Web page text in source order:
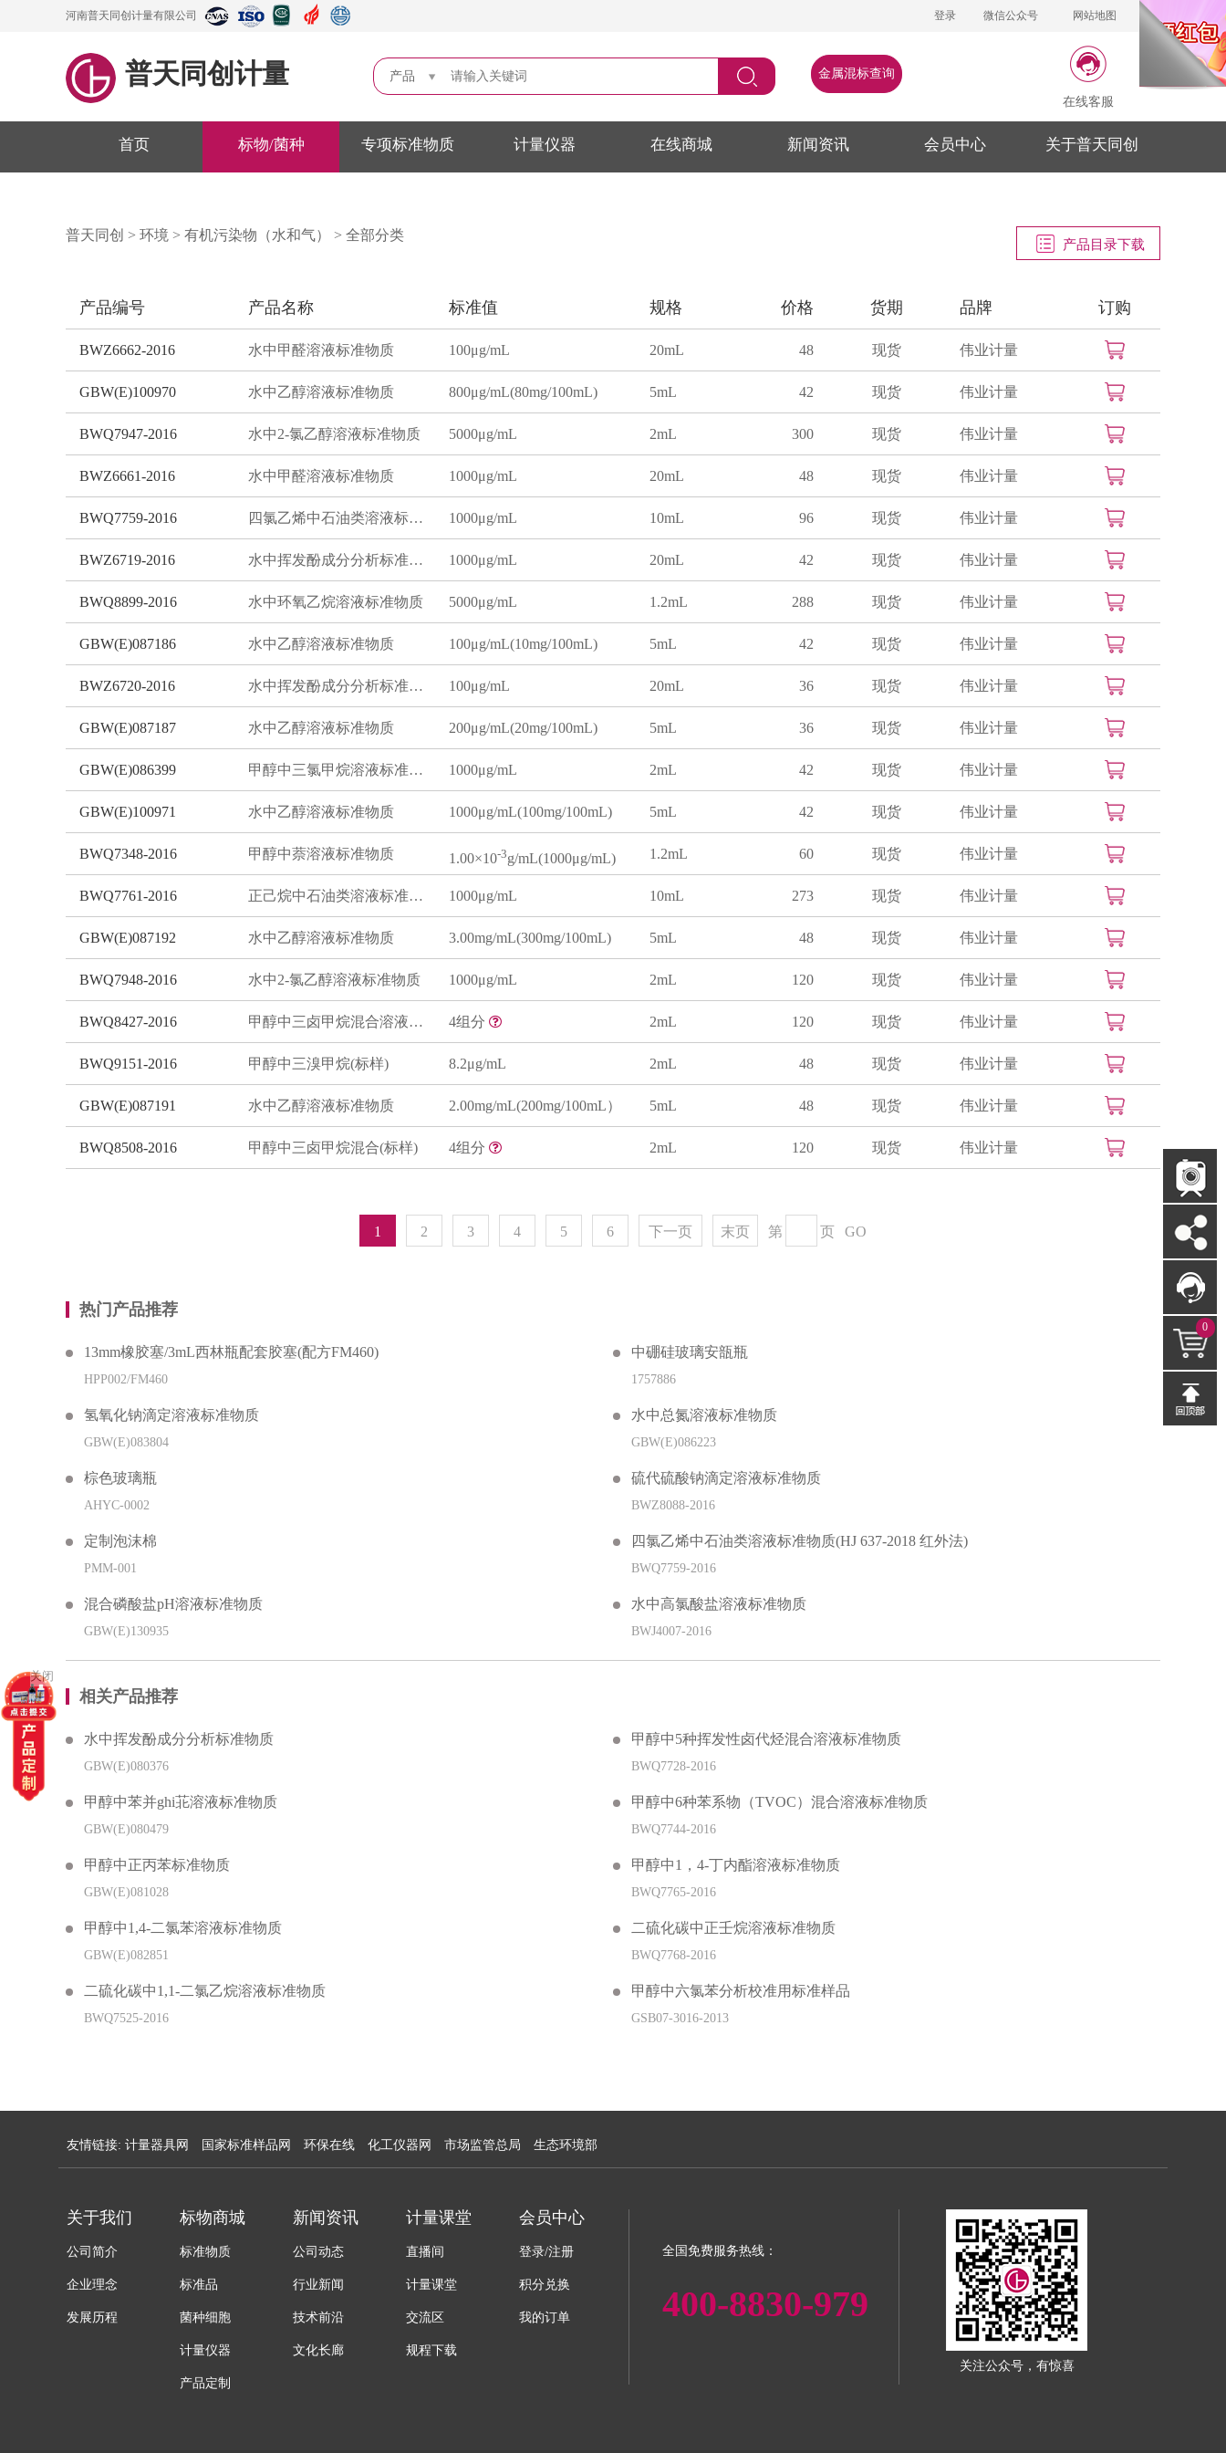
河南普天同创计量有限公司 登录 微信公众号 网站地图
普天同创计量 产品 金属混标查询
在线客服
首页 标物/菌种 专项标准物质 计量仪器 在线商城 新闻资讯 会员中心 关于普天同创
普天同创 > 环境 > 有机污染物（水和气） > 全部分类
产品目录下载
产品编号 产品名称 标准值 规格 价格 货期 品牌 订购
BWZ6662-2016 水中甲醛溶液标准物质 100μg/mL 20mL 48 现货 伟业计量
GBW(E)100970 水中乙醇溶液标准物质 800μg/mL(80mg/100mL) 5mL 42 现货 伟业计量
BWQ7947-2016 水中2-氯乙醇溶液标准物质 5000μg/mL 2mL 300 现货 伟业计量
BWZ6661-2016 水中甲醛溶液标准物质 1000μg/mL 20mL 48 现货 伟业计量
BWQ7759-2016 四氯乙烯中石油类溶液标准物质(HJ 637-2018 红外法) 1000μg/mL 10mL 96 现货 伟业计量
BWZ6719-2016 水中挥发酚成分分析标准物质 1000μg/mL 20mL 42 现货 伟业计量
BWQ8899-2016 水中环氧乙烷溶液标准物质 5000μg/mL 1.2mL 288 现货 伟业计量
GBW(E)087186 水中乙醇溶液标准物质 100μg/mL(10mg/100mL) 5mL 42 现货 伟业计量
BWZ6720-2016 水中挥发酚成分分析标准物质 100μg/mL 20mL 36 现货 伟业计量
GBW(E)087187 水中乙醇溶液标准物质 200μg/mL(20mg/100mL) 5mL 36 现货 伟业计量
GBW(E)086399 甲醇中三氯甲烷溶液标准物质 1000μg/mL 2mL 42 现货 伟业计量
GBW(E)100971 水中乙醇溶液标准物质 1000μg/mL(100mg/100mL) 5mL 42 现货 伟业计量
BWQ7348-2016 甲醇中萘溶液标准物质 1.00×10-3g/mL(1000μg/mL) 1.2mL 60 现货 伟业计量
BWQ7761-2016 正己烷中石油类溶液标准物质(HJ 970-2018 紫外法) 1000μg/mL 10mL 273 现货 伟业计量
GBW(E)087192 水中乙醇溶液标准物质 3.00mg/mL(300mg/100mL) 5mL 48 现货 伟业计量
BWQ7948-2016 水中2-氯乙醇溶液标准物质 1000μg/mL 2mL 120 现货 伟业计量
BWQ8427-2016 甲醇中三卤甲烷混合溶液标准物质 4组分 2mL 120 现货 伟业计量
BWQ9151-2016 甲醇中三溴甲烷(标样) 8.2μg/mL 2mL 48 现货 伟业计量
GBW(E)087191 水中乙醇溶液标准物质 2.00mg/mL(200mg/100mL） 5mL 48 现货 伟业计量
BWQ8508-2016 甲醇中三卤甲烷混合(标样) 4组分 2mL 120 现货 伟业计量
1 2 3 4 5 6 下一页 末页 第 页 GO
热门产品推荐
13mm橡胶塞/3mL西林瓶配套胶塞(配方FM460)
HPP002/FM460
氢氧化钠滴定溶液标准物质
GBW(E)083804
棕色玻璃瓶
AHYC-0002
定制泡沫棉
PMM-001
混合磷酸盐pH溶液标准物质
GBW(E)130935
中硼硅玻璃安瓿瓶
1757886
水中总氮溶液标准物质
GBW(E)086223
硫代硫酸钠滴定溶液标准物质
BWZ8088-2016
四氯乙烯中石油类溶液标准物质(HJ 637-2018 红外法)
BWQ7759-2016
水中高氯酸盐溶液标准物质
BWJ4007-2016
相关产品推荐
水中挥发酚成分分析标准物质
GBW(E)080376
甲醇中苯并ghi苝溶液标准物质
GBW(E)080479
甲醇中正丙苯标准物质
GBW(E)081028
甲醇中1,4-二氯苯溶液标准物质
GBW(E)082851
二硫化碳中1,1-二氯乙烷溶液标准物质
BWQ7525-2016
甲醇中5种挥发性卤代烃混合溶液标准物质
BWQ7728-2016
甲醇中6种苯系物（TVOC）混合溶液标准物质
BWQ7744-2016
甲醇中1，4-丁内酯溶液标准物质
BWQ7765-2016
二硫化碳中正壬烷溶液标准物质
BWQ7768-2016
甲醇中六氯苯分析校准用标准样品
GSB07-3016-2013
友情链接: 计量器具网 国家标准样品网 环保在线 化工仪器网 市场监管总局 生态环境部
关于我们
公司简介
企业理念
发展历程
标物商城
标准物质
标准品
菌种细胞
计量仪器
产品定制
新闻资讯
公司动态
行业新闻
技术前沿
文化长廊
计量课堂
直播间
计量课堂
交流区
规程下载
会员中心
登录/注册
积分兑换
我的订单
全国免费服务热线：
400-8830-979
关注公众号，有惊喜
关闭
0